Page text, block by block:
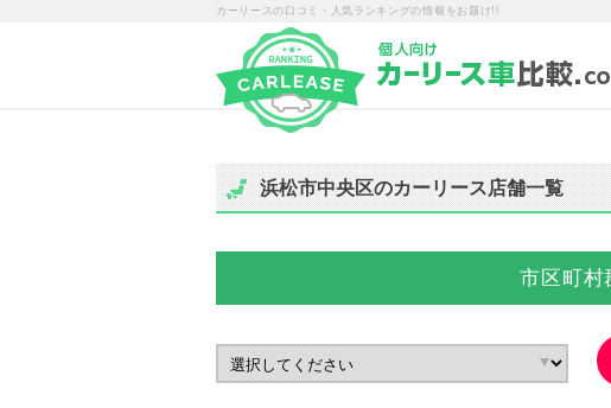
カーリースの口コミ・人気ランキングの情報をお届け!!
浜松市中央区のカーリース店舗一覧
市区町村